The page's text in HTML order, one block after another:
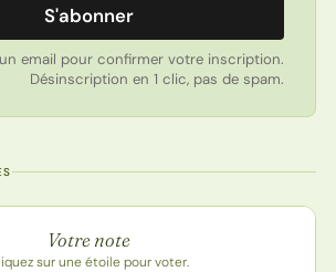
S'abonner
email pour confirmer votre inscription.
Désinscription en 1 clic, pas de spam.
Votre note
sur une étoile pour voter.